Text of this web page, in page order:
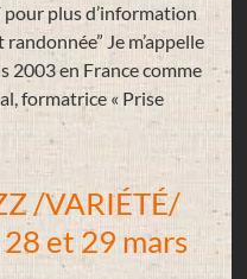
plus d’information
Je m’appelle
2003 en France comme
formatrice « Prise
/VARIÉTÉ/
et 29 mars